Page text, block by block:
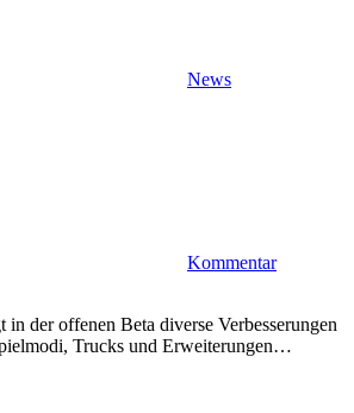
News
Kommentar
in der offenen Beta diverse Verbesserungen
Trucks und Erweiterungen…